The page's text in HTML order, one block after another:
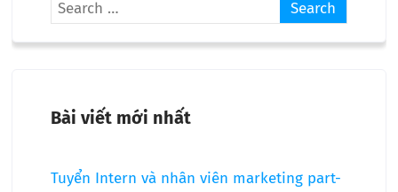
Bài viết mới nhất
Tuyển Intern và nhân viên marketing part-